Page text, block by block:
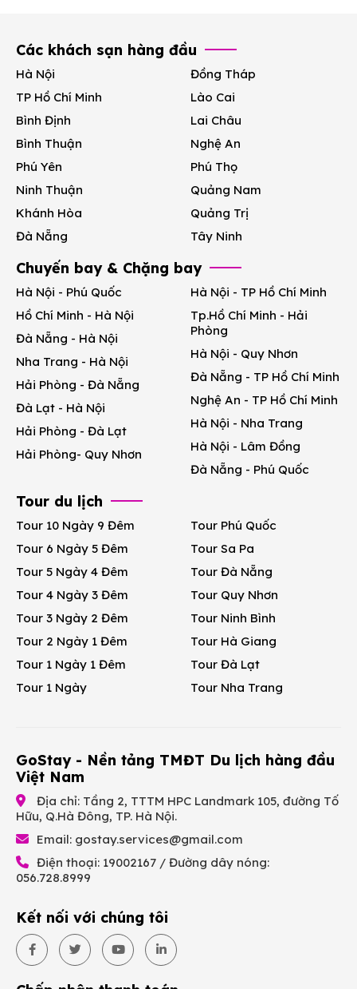
Các khách sạn hàng đầu
Hà Nội
TP Hồ Chí Minh
Bình Định
Bình Thuận
Phú Yên
Ninh Thuận
Khánh Hòa
Đà Nẵng
Đồng Tháp
Lào Cai
Lai Châu
Nghệ An
Phú Thọ
Quảng Nam
Quảng Trị
Tây Ninh
Chuyến bay & Chặng bay
Hà Nội - Phú Quốc
Hồ Chí Minh - Hà Nội
Đà Nẵng - Hà Nội
Nha Trang - Hà Nội
Hải Phòng - Đà Nẵng
Đà Lạt - Hà Nội
Hải Phòng - Đà Lạt
Hải Phòng- Quy Nhơn
Hà Nội - TP Hồ Chí Minh
Tp.Hồ Chí Minh - Hải
Phòng
Hà Nội - Quy Nhơn
Đà Nẵng - TP Hồ Chí Minh
Nghệ An - TP Hồ Chí Minh
Hà Nội - Nha Trang
Hà Nội - Lâm Đồng
Đà Nẵng - Phú Quốc
Tour du lịch
Tour 10 Ngày 9 Đêm
Tour 6 Ngày 5 Đêm
Tour 5 Ngày 4 Đêm
Tour 4 Ngày 3 Đêm
Tour 3 Ngày 2 Đêm
Tour 2 Ngày 1 Đêm
Tour 1 Ngày 1 Đêm
Tour 1 Ngày
Tour Phú Quốc
Tour Sa Pa
Tour Đà Nẵng
Tour Quy Nhơn
Tour Ninh Bình
Tour Hà Giang
Tour Đà Lạt
Tour Nha Trang
GoStay - Nền tảng TMĐT Du lịch hàng đầu
Việt Nam
Địa chỉ: Tầng 2, TTTM HPC Landmark 105, đường Tố
Hữu, Q.Hà Đông, TP. Hà Nội.
Email: gostay.services@gmail.com
Điện thoại: 19002167 / Đường dây nóng:
056.728.8999
Kết nối với chúng tôi